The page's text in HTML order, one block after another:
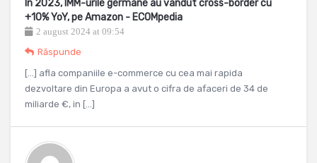
In 2023, IMM-urile germane au vandut cross-border cu
+10% YoY, pe Amazon - ECOMpedia
2 august 2024 at 09:54
Răspunde
[…] afla companiile e-commerce cu cea mai rapida
dezvoltare din Europa a avut o cifra de afaceri de 34 de
miliarde €, in […]